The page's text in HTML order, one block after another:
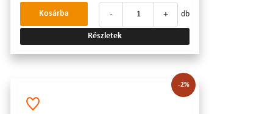
- + db
Kosárba
Részletek
-2%